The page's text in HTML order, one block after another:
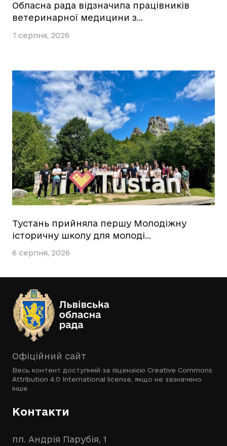
Обласна рада відзначила працівників
ветеринарної медицини з…
7 серпня, 2026
Тустань прийняла першу Молодіжну
історичну школу для молоді…
6 серпня, 2026
Офіційний сайт
Весь контент доступний за ліцензією Creative Commons
Attribution 4.0 International license , якщо не зазначено
інше
Контакти
пл. Андрія Парубія, 1